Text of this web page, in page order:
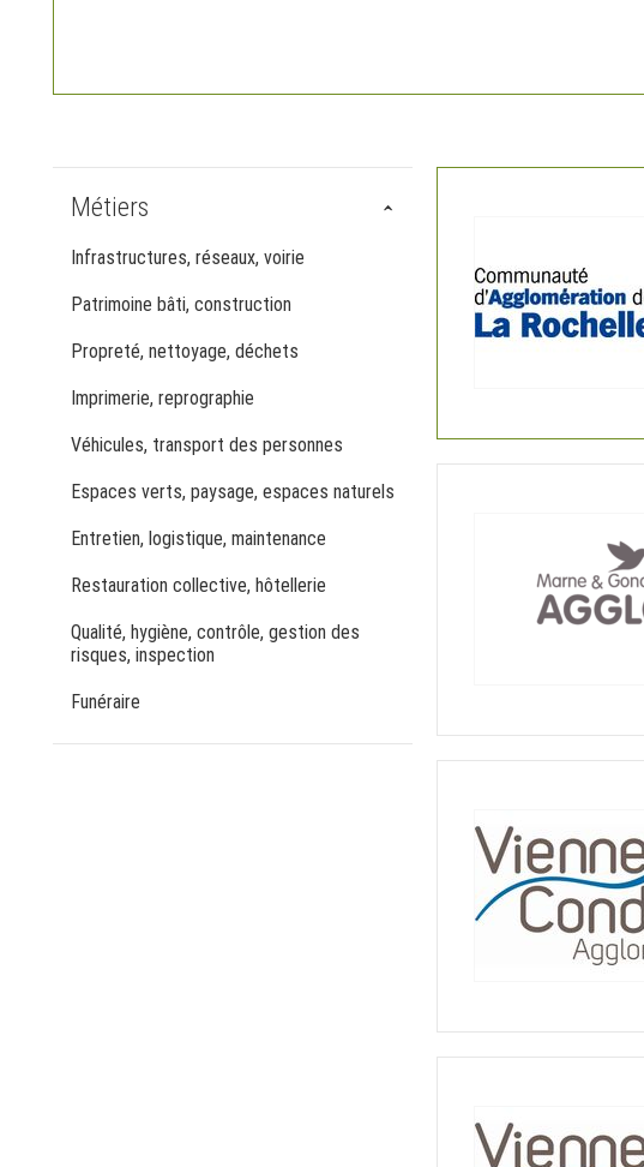
Métiers
Infrastructures, réseaux, voirie
Patrimoine bâti, construction
Propreté, nettoyage, déchets
Imprimerie, reprographie
Véhicules, transport des personnes
Espaces verts, paysage, espaces naturels
Entretien, logistique, maintenance
Restauration collective, hôtellerie
Qualité, hygiène, contrôle, gestion des
risques, inspection
Funéraire